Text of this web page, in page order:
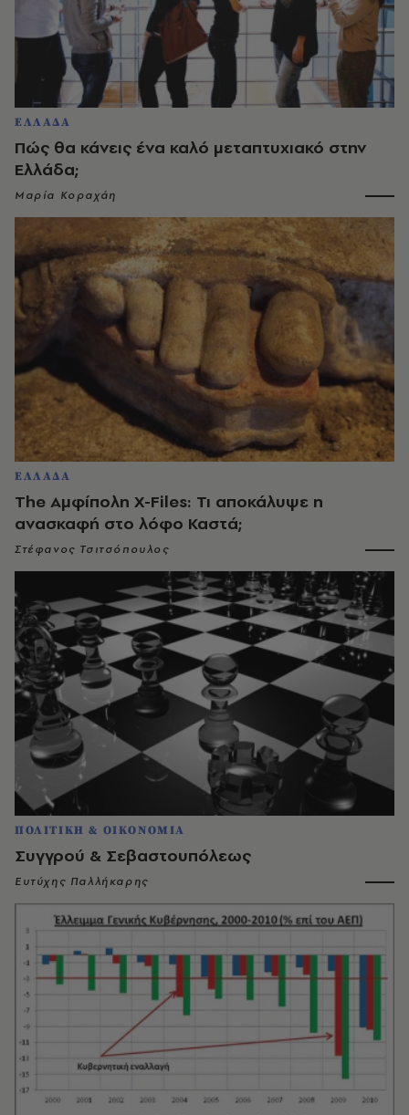
ΕΛΛΑΔΑ
Πώς θα κάνεις ένα καλό μεταπτυχιακό στην
Ελλάδα;
Μαρία Κοραχάη
ΕΛΛΑΔΑ
The Αμφίπολη X-Files: Τι αποκάλυψε η
ανασκαφή στο λόφο Καστά;
Στέφανος Τσιτσόπουλος
ΠΟΛΙΤΙΚΗ & ΟΙΚΟΝΟΜΙΑ
Συγγρού & Σεβαστουπόλεως
Ευτύχης Παλλήκαρης